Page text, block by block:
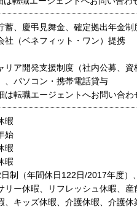
蓄、慶弔見舞金、確定拠出年金
社（ベネフィット・ワン）提携
リア開発支援制度（社内公募、資
、パソコン・携帯電話貸与
は転職エージェントへお問い合わ
暇
始
暇
暇
制（年間休日122日/2017年度）
リー休暇、リフレッシュ休暇、
、キッズ休暇、介護休暇、介護休